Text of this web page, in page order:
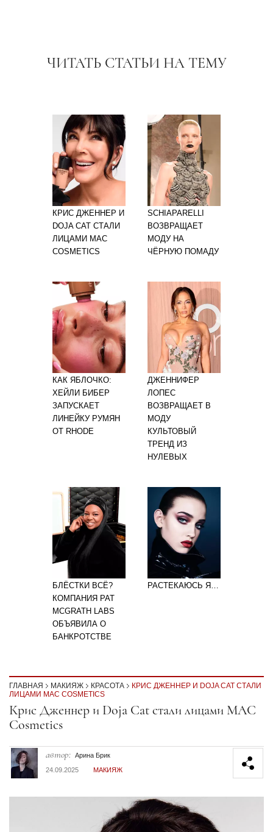
ЧИТАТЬ СТАТЬИ НА ТЕМУ
КРИС ДЖЕННЕР И
DOJA CAT СТАЛИ
ЛИЦАМИ MAC
COSMETICS
SCHIAPARELLI
ВОЗВРАЩАЕТ
МОДУ НА
ЧЁРНУЮ ПОМАДУ
КАК ЯБЛОЧКО:
ХЕЙЛИ БИБЕР
ЗАПУСКАЕТ
ЛИНЕЙКУ РУМЯН
ОТ RHODE
ДЖЕННИФЕР
ЛОПЕС
ВОЗВРАЩАЕТ В
МОДУ
КУЛЬТОВЫЙ
ТРЕНД ИЗ
НУЛЕВЫХ
БЛЁСТКИ ВСЁ?
КОМПАНИЯ PAT
MCGRATH LABS
ОБЪЯВИЛА О
БАНКРОТСТВЕ
РАСТЕКАЮСЬ Я…
ГЛАВНАЯ МАКИЯЖ КРАСОТА
КРИС ДЖЕННЕР И DOJA CAT СТАЛИ
ЛИЦАМИ MAC COSMETICS
Секция статей
Крис Дженнер и Doja Cat стали лицами MAC
Cosmetics
автор: Арина Брик
24.09.2025
МАКИЯЖ